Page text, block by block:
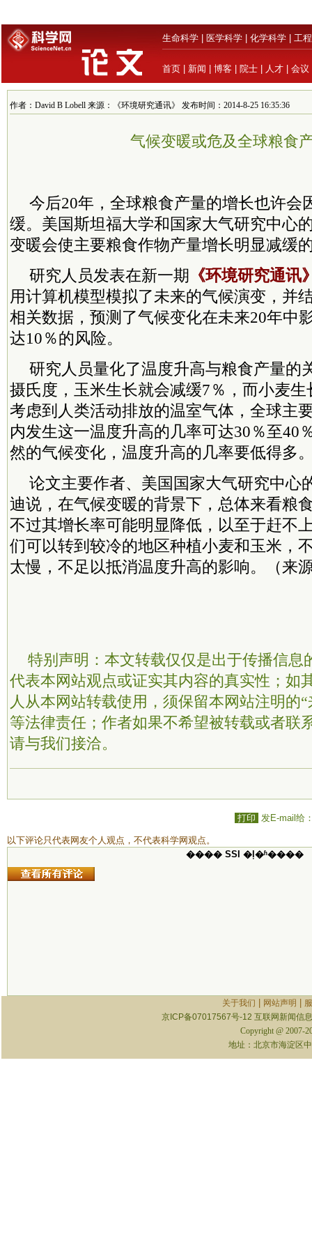
生命科学 医学科学 化学科学 工
首页 新闻 博客 院士 人才 会议
作者：David B Lobell 来源：《环境研究通讯》 发布时间：2014-8-25 16:35:36
气候变暖或危及全球粮食
今后20年，全球粮食产量的增长也许会
缓。美国斯坦福大学和国家大气研究中心
变暖会使主要粮食作物产量增长明显减缓
研究人员发表在新一期 《环境研究通讯
用计算机模型模拟了未来的气候演变，并
相关数据，预测了气候变化在未来20年中
达10％的风险。
研究人员量化了温度升高与粮食产量的
摄氏度，玉米生长就会减缓7％，而小麦
考虑到人类活动排放的温室气体，全球主
内发生这一温度升高的几率可达30％至40
然的气候变化，温度升高的几率要低得多
论文主要作者、美国国家大气研究中心
迪说，在气候变暖的背景下，总体来看粮
不过其增长率可能明显降低，以至于赶不
们可以转到较冷的地区种植小麦和玉米，
太慢，不足以抵消温度升高的影响。（来
特别声明：本文转载仅仅是出于传播信息
代表本网站观点或证实其内容的真实性；如
人从本网站转载使用，须保留本网站注明的
等法律责任；作者如果不希望被转载或者联
请与我们接洽。
打印 发E-mail给
以下评论只代表网友个人观点，不代表科学网观点。
���� SSI �ļ�ʱ����
关于我们 网站声明
京ICP备07017567号-12 互联网新闻信
Copyright @ 2007-
地址：北京市海淀区